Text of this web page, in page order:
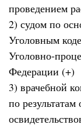
проведением
2) судом по
Уголовным
Уголовно-
Федерации (+)
3) врачебной
по результатам